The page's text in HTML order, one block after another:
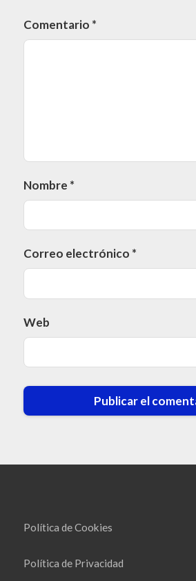
Comentario *
Nombre *
Correo electrónico *
Web
Política de Cookies
Política de Privacidad